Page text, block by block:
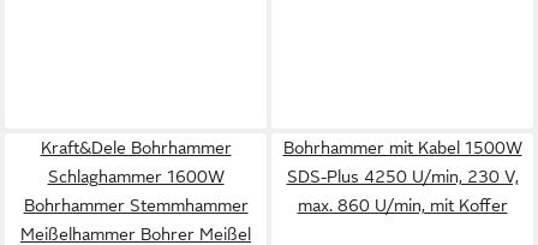
Kraft&Dele Bohrhammer
Schlaghammer 1600W
Bohrhammer Stemmhammer
Meißelhammer Bohrer Meißel
Bohrhammer mit Kabel 1500W
SDS-Plus 4250 U/min, 230 V,
max. 860 U/min, mit Koffer